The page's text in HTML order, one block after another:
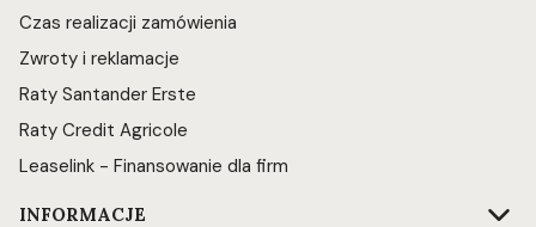
Czas realizacji zamówienia
Zwroty i reklamacje
Raty Santander Erste
Raty Credit Agricole
Leaselink - Finansowanie dla firm
INFORMACJE